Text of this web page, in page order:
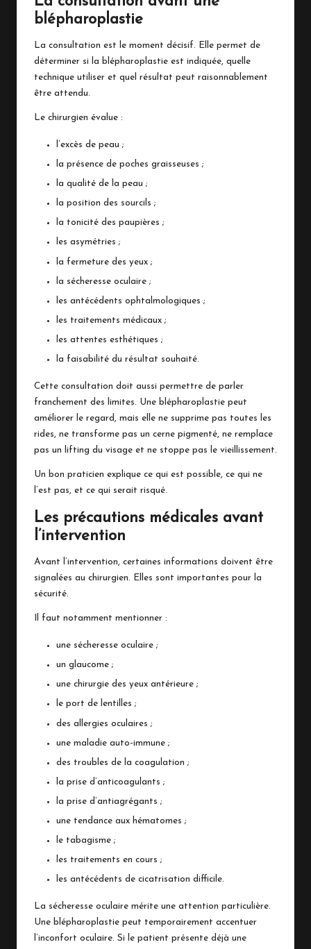
blépharoplastie
La consultation est le moment décisif. Elle permet de
déterminer si la blépharoplastie est indiquée, quelle
technique utiliser et quel résultat peut raisonnablement
être attendu.
Le chirurgien évalue :
l’excès de peau ;
la présence de poches graisseuses ;
la qualité de la peau ;
la position des sourcils ;
la tonicité des paupières ;
les asymétries ;
la fermeture des yeux ;
la sécheresse oculaire ;
les antécédents ophtalmologiques ;
les traitements médicaux ;
les attentes esthétiques ;
la faisabilité du résultat souhaité.
Cette consultation doit aussi permettre de parler
franchement des limites. Une blépharoplastie peut
améliorer le regard, mais elle ne supprime pas toutes les
rides, ne transforme pas un cerne pigmenté, ne remplace
pas un lifting du visage et ne stoppe pas le vieillissement.
Un bon praticien explique ce qui est possible, ce qui ne
l’est pas, et ce qui serait risqué.
Les précautions médicales avant
l’intervention
Avant l’intervention, certaines informations doivent être
signalées au chirurgien. Elles sont importantes pour la
sécurité.
Il faut notamment mentionner :
une sécheresse oculaire ;
un glaucome ;
une chirurgie des yeux antérieure ;
le port de lentilles ;
des allergies oculaires ;
une maladie auto-immune ;
des troubles de la coagulation ;
la prise d’anticoagulants ;
la prise d’antiagrégants ;
une tendance aux hématomes ;
le tabagisme ;
les traitements en cours ;
les antécédents de cicatrisation difficile.
La sécheresse oculaire mérite une attention particulière.
Une blépharoplastie peut temporairement accentuer
l’inconfort oculaire. Si le patient présente déjà une